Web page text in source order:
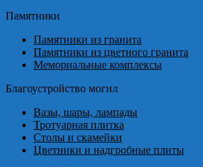
Памятники
Памятники из гранита
Памятники из цветного гранита
Мемориальные комплексы
Благоустройство могил
Вазы, шары, лампады
Тротуарная плитка
Столы и скамейки
Цветники и надгробные плиты